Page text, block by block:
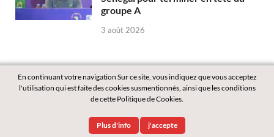
groupe A
3 août 2026
WordPressandHitMag.
En continuant votre navigation Sur ce site, vous indiquez que vous acceptez
l'utilisation qui est faite des cookies susmentionnés, ainsi que les conditions
de cette Politique de Cookies.
Plus d'info j'accepte